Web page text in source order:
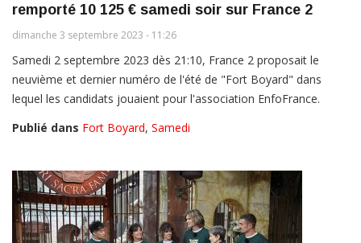
remporté 10 125 € samedi soir sur France 2
dimanche 3 septembre 2023 - 11:26
Samedi 2 septembre 2023 dès 21:10, France 2 proposait le
neuvième et dernier numéro de l'été de "Fort Boyard" dans
lequel les candidats jouaient pour l'association EnfoFrance.
Publié dans Fort Boyard, Samedi